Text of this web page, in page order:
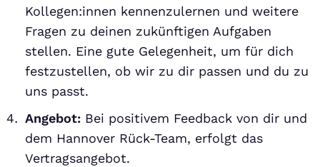
Kollegen:innen kennenzulernen und weitere
Fragen zu deinen zukünftigen Aufgaben
stellen. Eine gute Gelegenheit, um für dich
festzustellen, ob wir zu dir passen und du zu
uns passt.
Angebot: Bei positivem Feedback von dir und
dem Hannover Rück-Team, erfolgt das
Vertragsangebot.